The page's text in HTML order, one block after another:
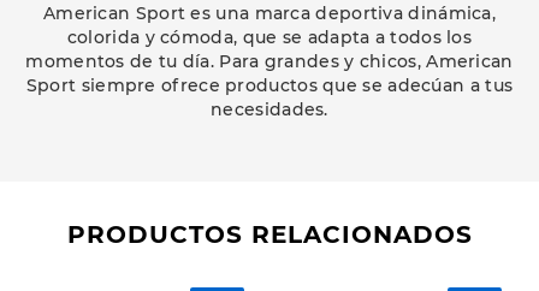
American Sport es una marca deportiva dinámica,
colorida y cómoda, que se adapta a todos los
momentos de tu día. Para grandes y chicos, American
Sport siempre ofrece productos que se adecúan a tus
necesidades.
PRODUCTOS RELACIONADOS